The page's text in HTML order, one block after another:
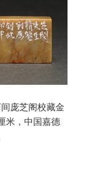
庞芝阁校藏金
米，中国嘉德